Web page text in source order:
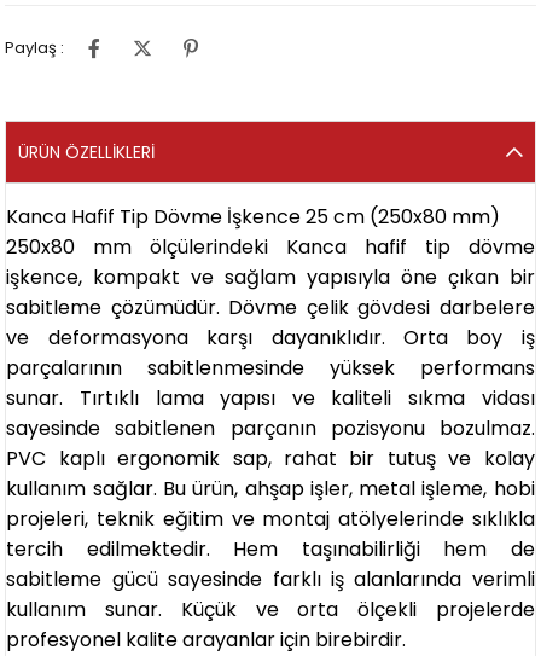
Paylaş :
ÜRÜN ÖZELLIKLERI
Kanca Hafif Tip Dövme İşkence 25 cm (250x80 mm)
250x80 mm ölçülerindeki Kanca hafif tip dövme
işkence, kompakt ve sağlam yapısıyla öne çıkan bir
sabitleme çözümüdür. Dövme çelik gövdesi darbelere
ve deformasyona karşı dayanıklıdır. Orta boy iş
parçalarının sabitlenmesinde yüksek performans
sunar. Tırtıklı lama yapısı ve kaliteli sıkma vidası
sayesinde sabitlenen parçanın pozisyonu bozulmaz.
PVC kaplı ergonomik sap, rahat bir tutuş ve kolay
kullanım sağlar. Bu ürün, ahşap işler, metal işleme, hobi
projeleri, teknik eğitim ve montaj atölyelerinde sıklıkla
tercih edilmektedir. Hem taşınabilirliği hem de
sabitleme gücü sayesinde farklı iş alanlarında verimli
kullanım sunar. Küçük ve orta ölçekli projelerde
profesyonel kalite arayanlar için birebirdir.